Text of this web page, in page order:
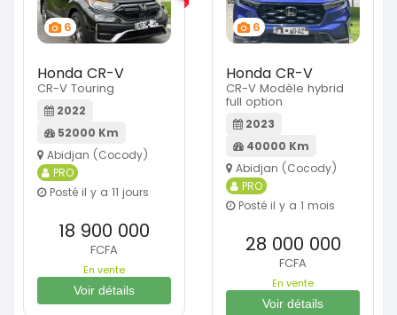
6
Honda CR-V
CR-V Touring
2022
52000 Km
Abidjan (Cocody)
PRO
Posté il y a 11 jours
18 900 000
FCFA
En vente
Voir détails
6
Honda CR-V
CR-V Modèle hybrid
full option
2023
40000 Km
Abidjan (Cocody)
PRO
Posté il y a 1 mois
28 000 000
FCFA
En vente
Voir détails